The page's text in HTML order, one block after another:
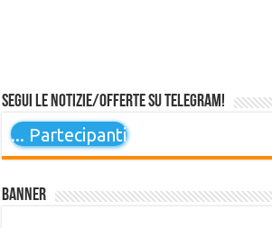
Segui le notizie/offerte su Telegram!
... Partecipanti
Banner